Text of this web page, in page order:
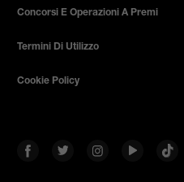
Concorsi E Operazioni A Premi
Termini Di Utilizzo
Cookie Policy